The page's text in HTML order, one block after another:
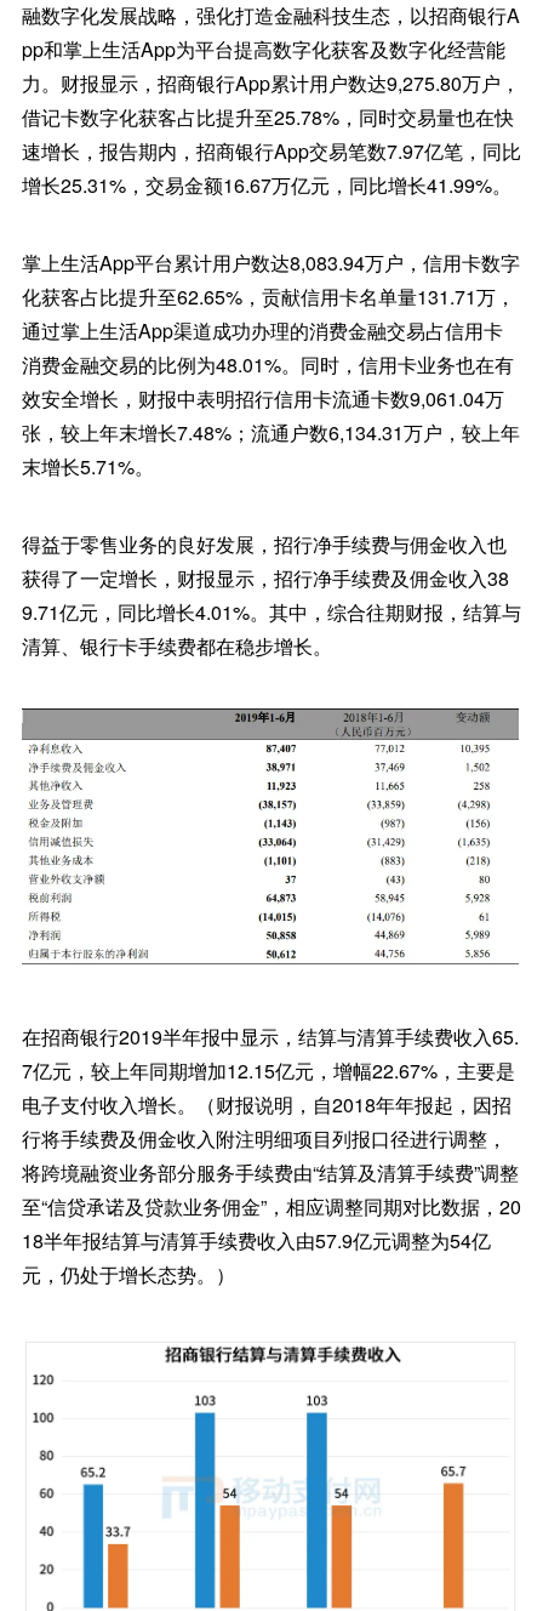
融数字化发展战略，强化打造金融科技生态，以招商银行A
pp和掌上生活App为平台提高数字化获客及数字化经营能
力。财报显示，招商银行App累计用户数达9,275.80万户，
借记卡数字化获客占比提升至25.78%，同时交易量也在快
速增长，报告期内，招商银行App交易笔数7.97亿笔，同比
增长25.31%，交易金额16.67万亿元，同比增长41.99%。
掌上生活App平台累计用户数达8,083.94万户，信用卡数字
化获客占比提升至62.65%，贡献信用卡名单量131.71万，
通过掌上生活App渠道成功办理的消费金融交易占信用卡
消费金融交易的比例为48.01%。同时，信用卡业务也在有
效安全增长，财报中表明招行信用卡流通卡数9,061.04万
张，较上年末增长7.48%；流通户数6,134.31万户，较上年
末增长5.71%。
得益于零售业务的良好发展，招行净手续费与佣金收入也
获得了一定增长，财报显示，招行净手续费及佣金收入38
9.71亿元，同比增长4.01%。其中，综合往期财报，结算与
清算、银行卡手续费都在稳步增长。
在招商银行2019半年报中显示，结算与清算手续费收入65.
7亿元，较上年同期增加12.15亿元，增幅22.67%，主要是
电子支付收入增长。（财报说明，自2018年年报起，因招
行将手续费及佣金收入附注明细项目列报口径进行调整，
将跨境融资业务部分服务手续费由“结算及清算手续费”调整
至“信贷承诺及贷款业务佣金”，相应调整同期对比数据，20
18半年报结算与清算手续费收入由57.9亿元调整为54亿
元，仍处于增长态势。）